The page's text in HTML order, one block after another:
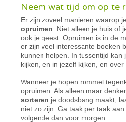
Neem wat tijd om op te
Er zijn zoveel manieren waarop
opruimen . Niet alleen je huis of
ook je geest. Opruimen is in de
er zijn veel interessante boeken
kunnen helpen. In tussentijd kan
kijken, en in jezelf kijken, en over
Wanneer je hopen rommel
opruimen. Als alleen maar
sorteren je doodsbang maakt,
niet zo zijn. Ga taak per taak
volgende dan voor morgen.